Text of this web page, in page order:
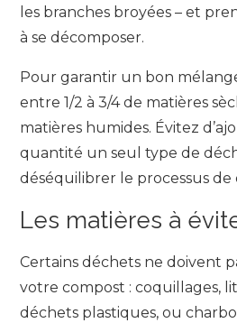
les branches broyées – et
à se décomposer.
Pour garantir un bon
entre 1/2 à 3/4 de matières
matières humides. Évitez
quantité un seul type de
déséquilibrer le processus de
Les matières à
Certains déchets ne doivent
votre compost : coquillages,
déchets plastiques, ou